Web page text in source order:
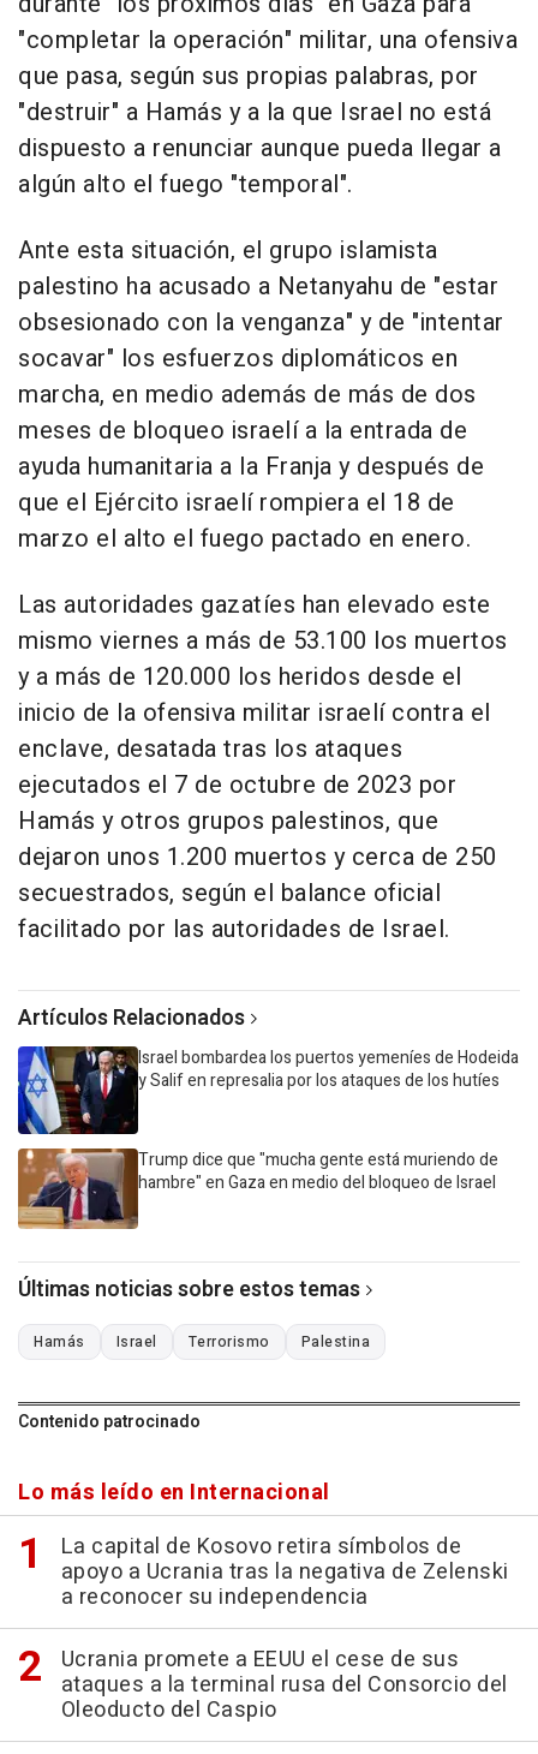
"completar la operación" militar, una ofensiva
que pasa, según sus propias palabras, por
"destruir" a Hamás y a la que Israel no está
dispuesto a renunciar aunque pueda llegar a
algún alto el fuego "temporal".
Ante esta situación, el grupo islamista
palestino ha acusado a Netanyahu de "estar
obsesionado con la venganza" y de "intentar
socavar" los esfuerzos diplomáticos en
marcha, en medio además de más de dos
meses de bloqueo israelí a la entrada de
ayuda humanitaria a la Franja y después de
que el Ejército israelí rompiera el 18 de
marzo el alto el fuego pactado en enero.
Las autoridades gazatíes han elevado este
mismo viernes a más de 53.100 los muertos
y a más de 120.000 los heridos desde el
inicio de la ofensiva militar israelí contra el
enclave, desatada tras los ataques
ejecutados el 7 de octubre de 2023 por
Hamás y otros grupos palestinos, que
dejaron unos 1.200 muertos y cerca de 250
secuestrados, según el balance oficial
facilitado por las autoridades de Israel.
Artículos Relacionados
Israel bombardea los puertos yemeníes de Hodeida
y Salif en represalia por los ataques de los hutíes
Trump dice que "mucha gente está muriendo de
hambre" en Gaza en medio del bloqueo de Israel
Últimas noticias sobre estos temas
Hamás Israel Terrorismo Palestina
Contenido patrocinado
Lo más leído en Internacional
La capital de Kosovo retira símbolos de
apoyo a Ucrania tras la negativa de Zelenski
a reconocer su independencia
Ucrania promete a EEUU el cese de sus
ataques a la terminal rusa del Consorcio del
Oleoducto del Caspio